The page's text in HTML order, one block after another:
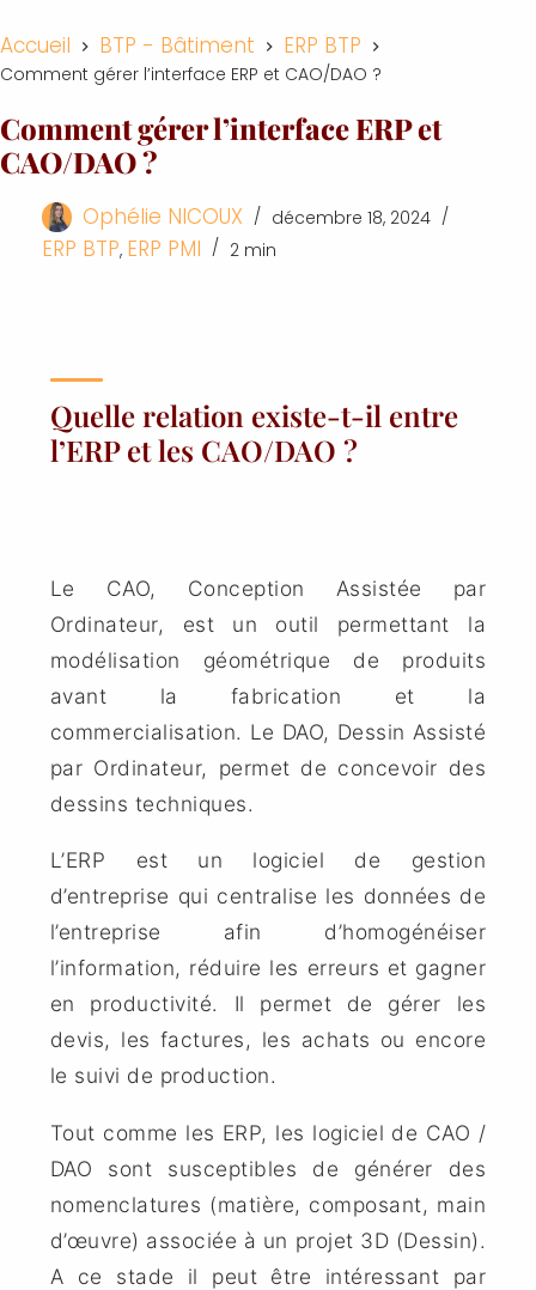
Accueil BTP - Bâtiment ERP BTP
Comment gérer l’interface ERP et CAO/DAO ?
Comment gérer l’interface ERP et
CAO/DAO ?
Ophélie NICOUX décembre 18, 2024
ERP BTP, ERP PMI 2 min
Quelle relation existe-t-il entre
l’ERP et les CAO/DAO ?
Le CAO, Conception Assistée par
Ordinateur, est un outil permettant la
modélisation géométrique de produits
avant la fabrication et la
commercialisation. Le DAO, Dessin Assisté
par Ordinateur, permet de concevoir des
dessins techniques.
L’ERP est un logiciel de gestion
d’entreprise qui centralise les données de
l’entreprise afin d’homogénéiser
l’information, réduire les erreurs et gagner
en productivité. Il permet de gérer les
devis, les factures, les achats ou encore
le suivi de production.
Tout comme les ERP, les logiciel de CAO /
DAO sont susceptibles de générer des
nomenclatures (matière, composant, main
d’œuvre) associée à un projet 3D (Dessin).
A ce stade il peut être intéressant par